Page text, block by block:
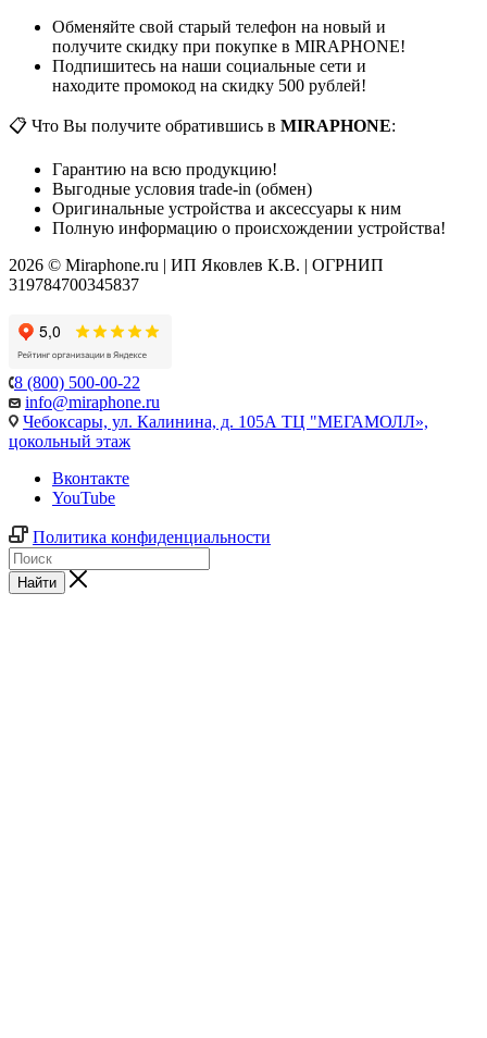
Обменяйте свой старый телефон на новый и
получите скидку при покупке в MIRAPHONE!
Подпишитесь на наши социальные сети и
находите промокод на скидку 500 рублей!
📋 Что Вы получите обратившись в MIRAPHONE:
Гарантию на всю продукцию!
Выгодные условия trade-in (обмен)
Оригинальные устройства и аксессуары к ним
Полную информацию о происхождении устройства!
2026 © Miraphone.ru | ИП Яковлев К.В. | ОГРНИП
319784700345837
8 (800) 500-00-22
info@miraphone.ru
Чебоксары, ул. Калинина, д. 105А ТЦ "МЕГАМОЛЛ»,
цокольный этаж
Вконтакте
YouTube
Политика конфиденциальности
Найти